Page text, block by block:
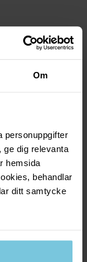
Om
personuppgifter
ge dig relevanta
hemsida
behandlar
ditt samtycke
är 1–4 dagar. I
baserat på vilket